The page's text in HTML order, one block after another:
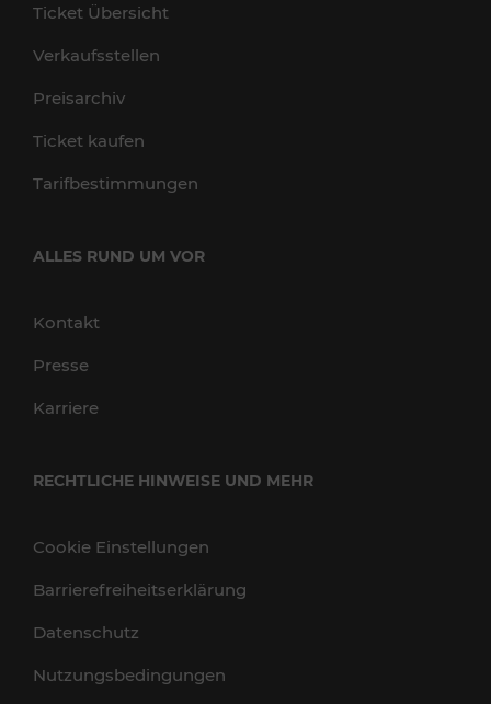
Ticket Übersicht
Verkaufsstellen
Preisarchiv
Ticket kaufen
Tarifbestimmungen
ALLES RUND UM VOR
Kontakt
Presse
Karriere
RECHTLICHE HINWEISE UND MEHR
Cookie Einstellungen
Barrierefreiheitserklärung
Datenschutz
Nutzungsbedingungen